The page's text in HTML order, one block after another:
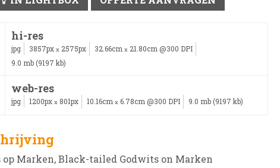
hi-res
jpg 3857px x 2575px 32.66cm x 21.80cm @300 DPI
9.0 mb (9197 kb)
web-res
jpg 1200px x 801px 10.16cm x 6.78cm @300 DPI 9.0 mb (9197 kb)
op Marken, Black-tailed Godwits on Marken